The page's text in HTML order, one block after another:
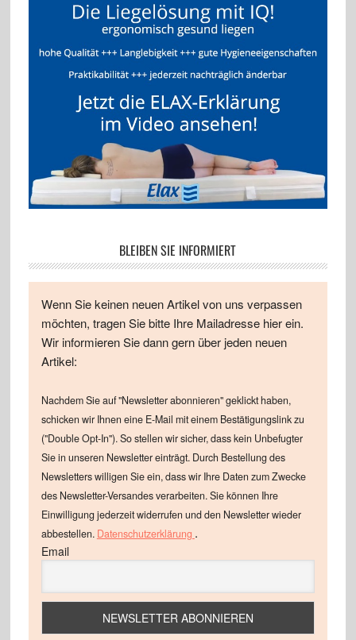
BLEIBEN SIE INFORMIERT
Wenn Sie keinen neuen Artikel von uns verpassen
möchten, tragen Sie bitte Ihre Mailadresse hier ein.
Wir informieren Sie dann gern über jeden neuen
Artikel:
Nachdem Sie auf "Newsletter abonnieren" geklickt haben,
schicken wir Ihnen eine E-Mail mit einem Bestätigungslink zu
("Double Opt-In"). So stellen wir sicher, dass kein Unbefugter
Sie in unseren Newsletter einträgt. Durch Bestellung des
Newsletters willigen Sie ein, dass wir Ihre Daten zum Zwecke
des Newsletter-Versandes verarbeiten. Sie können Ihre
Einwilligung jederzeit widerrufen und den Newsletter wieder
abbestellen. Datenschutzerklärung .
Email